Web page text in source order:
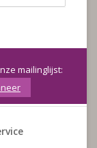
mailinglijst: